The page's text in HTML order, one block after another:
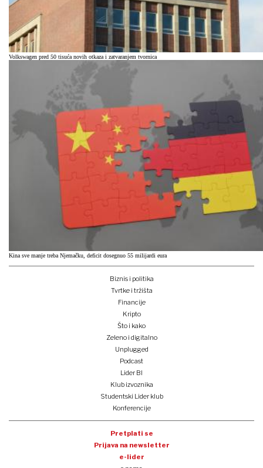
Volkswagen pred 50 tisuća novih otkaza i zatvaranjem tvornica
Kina sve manje treba Njemačku, deficit dosegnuo 55 milijardi eura
Biznis i politika
Tvrtke i tržišta
Financije
Kripto
Što i kako
Zeleno i digitalno
Unplugged
Podcast
Lider BI
Klub izvoznika
Studentski Lider klub
Konferencije
Pretplati se
Prijava na newsletter
e-lider